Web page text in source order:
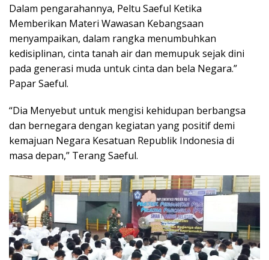
Dalam pengarahannya, Peltu Saeful Ketika
Memberikan Materi Wawasan Kebangsaan
menyampaikan, dalam rangka menumbuhkan
kedisiplinan, cinta tanah air dan memupuk sejak dini
pada generasi muda untuk cinta dan bela Negara.”
Papar Saeful.
“Dia Menyebut untuk mengisi kehidupan berbangsa
dan bernegara dengan kegiatan yang positif demi
kemajuan Negara Kesatuan Republik Indonesia di
masa depan,” Terang Saeful.